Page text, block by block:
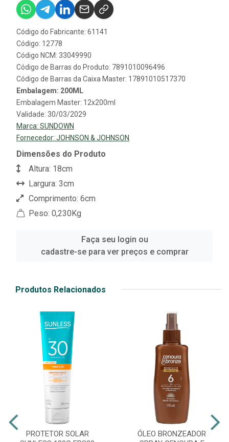
Código do Fabricante: 61141
Código: 12778
Código NCM: 33049990
Código de Barras do Produto: 7891010096496
Código de Barras da Caixa Master: 17891010517370
Embalagem: 200ML
Embalagem Master: 12x200ml
Validade: 30/03/2029
Marca: SUNDOWN
Fornecedor: JOHNSON & JOHNSON
Dimensões do Produto
Altura: 18cm
Largura: 3cm
Comprimento: 6cm
Peso: 0,230Kg
Faça seu login ou
cadastre-se para ver preços e comprar
Produtos Relacionados
PROTETOR SOLAR
ÓLEO BRONZEADOR